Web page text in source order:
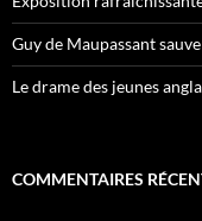
Guy de Maupassant
Le drame des jeunes
COMMENTAIRES